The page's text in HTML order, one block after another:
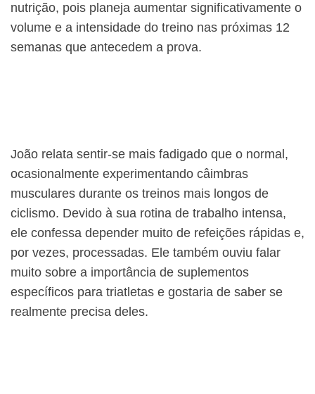
nutrição, pois planeja aumentar significativamente o
volume e a intensidade do treino nas próximas 12
semanas que antecedem a prova.
João relata sentir-se mais fadigado que o normal,
ocasionalmente experimentando câimbras
musculares durante os treinos mais longos de
ciclismo. Devido à sua rotina de trabalho intensa,
ele confessa depender muito de refeições rápidas e,
por vezes, processadas. Ele também ouviu falar
muito sobre a importância de suplementos
específicos para triatletas e gostaria de saber se
realmente precisa deles.